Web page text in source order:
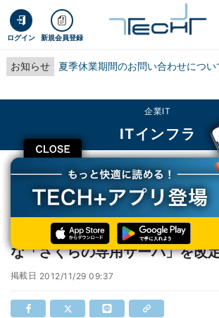
ログイン 新規会員登録
お知らせ 夏季休業期間のお問い合わせについ
CLOSE
企業IT
ITインフラ
TECH+ 企業IT
ITインフラ
さくらインターネット、最速10分で利用可能な「さくら
さくらインターネット、最速10
な「さくらの専用サーバ」を改
掲載日 2012/11/29 09:37